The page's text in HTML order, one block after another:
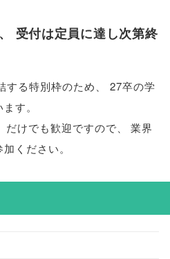
、
受付は定員に達し次第終
する特別枠のため、
27卒の学
ます。
だけでも歓迎ですので、
業界
ください。